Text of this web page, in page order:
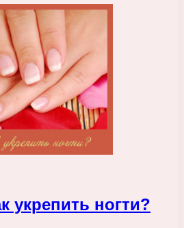
укрепить ногти?